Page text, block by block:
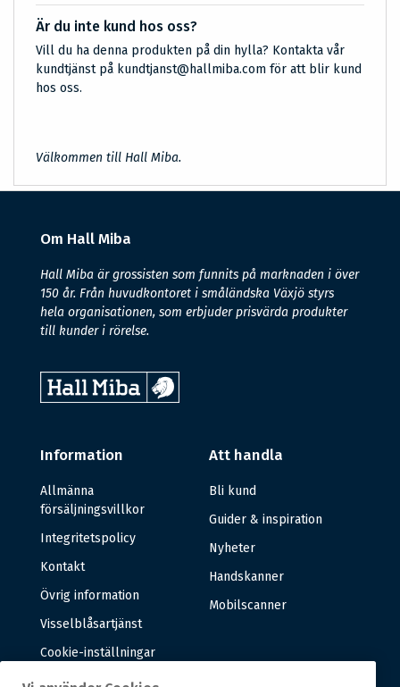
Är du inte kund hos oss?
Vill du ha denna produkten på din hylla? Kontakta vår
kundtjänst på kundtjanst@hallmiba.com för att blir kund
hos oss.
Välkommen till Hall Miba.
Om Hall Miba
Hall Miba är grossisten som funnits på marknaden i över
150 år. Från huvudkontoret i småländska Växjö styrs
hela organisationen, som erbjuder prisvärda produkter
till kunder i rörelse.
Information
Allmänna
försäljningsvillkor
Integritetspolicy
Kontakt
Övrig information
Visselblåsartjänst
Cookie-inställningar
Att handla
Bli kund
Guider & inspiration
Nyheter
Handskanner
Mobilscanner